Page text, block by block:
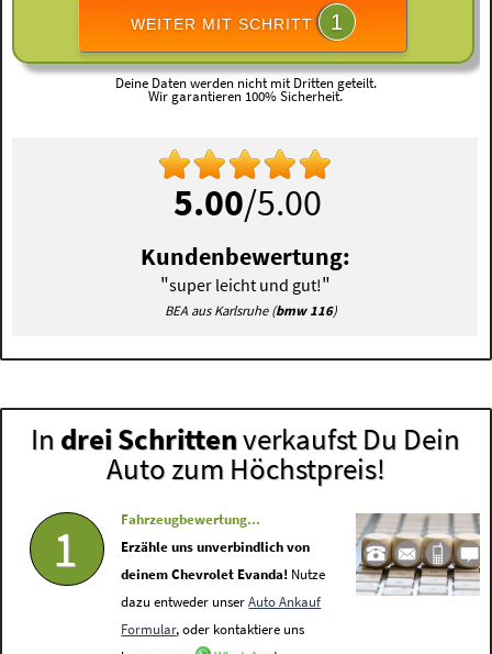
WEITER MIT SCHRITT 1
Deine Daten werden nicht mit Dritten geteilt.
Wir garantieren 100% Sicherheit.
5.00/5.00
Kundenbewertung:
"super leicht und gut!"
BEA aus Karlsruhe (bmw 116)
In drei Schrittenverkaufst Du Dein
Auto zum Höchstpreis!
1
Fahrzeugbewertung...
Erzähle uns unverbindlich von
deinem Chevrolet Evanda! Nutze
dazu entweder unserAuto Ankauf
Formular, oder kontaktiere uns